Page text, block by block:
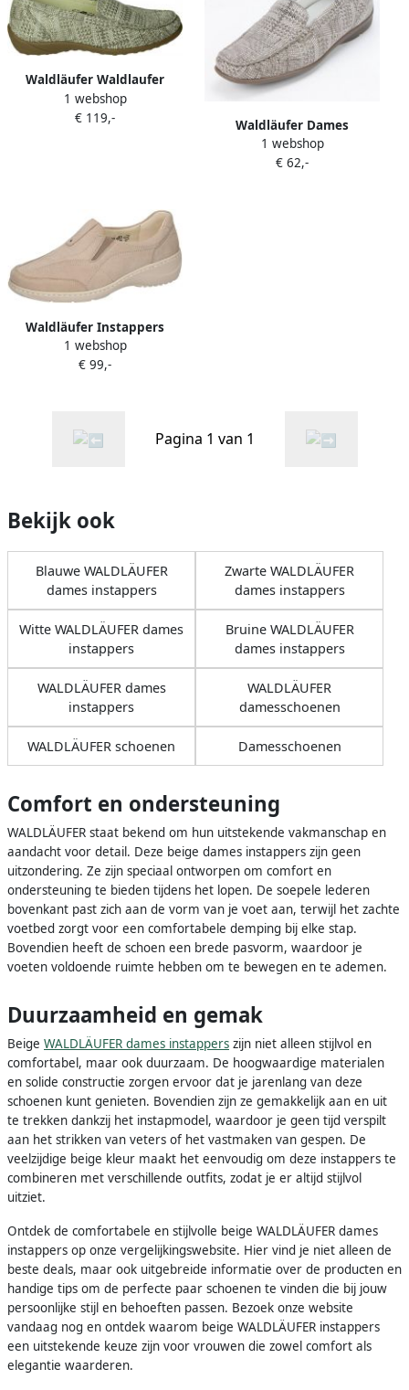
Waldläufer Waldlaufer
640004 K Volwassenen
Instappers Kleur: Bruin
1 webshop
€ 119,-
Waldläufer Dames
Instapper 431000-161-060
Beige Print Wijdte H
1 webshop
€ 62,-
Waldläufer Instappers
1 webshop
€ 99,-
Pagina 1 van 1
Bekijk ook
Blauwe WALDLÄUFER
dames instappers
Zwarte WALDLÄUFER
dames instappers
Witte WALDLÄUFER dames
instappers
Bruine WALDLÄUFER
dames instappers
WALDLÄUFER dames
instappers
WALDLÄUFER
damesschoenen
WALDLÄUFER schoenen Damesschoenen
Comfort en ondersteuning
WALDLÄUFER staat bekend om hun uitstekende vakmanschap en
aandacht voor detail. Deze beige dames instappers zijn geen
uitzondering. Ze zijn speciaal ontworpen om comfort en
ondersteuning te bieden tijdens het lopen. De soepele lederen
bovenkant past zich aan de vorm van je voet aan, terwijl het zachte
voetbed zorgt voor een comfortabele demping bij elke stap.
Bovendien heeft de schoen een brede pasvorm, waardoor je
voeten voldoende ruimte hebben om te bewegen en te ademen.
Duurzaamheid en gemak
Beige WALDLÄUFER dames instappers zijn niet alleen stijlvol en
comfortabel, maar ook duurzaam. De hoogwaardige materialen
en solide constructie zorgen ervoor dat je jarenlang van deze
schoenen kunt genieten. Bovendien zijn ze gemakkelijk aan en uit
te trekken dankzij het instapmodel, waardoor je geen tijd verspilt
aan het strikken van veters of het vastmaken van gespen. De
veelzijdige beige kleur maakt het eenvoudig om deze instappers te
combineren met verschillende outfits, zodat je er altijd stijlvol
uitziet.
Ontdek de comfortabele en stijlvolle beige WALDLÄUFER dames
instappers op onze vergelijkingswebsite. Hier vind je niet alleen de
beste deals, maar ook uitgebreide informatie over de producten en
handige tips om de perfecte paar schoenen te vinden die bij jouw
persoonlijke stijl en behoeften passen. Bezoek onze website
vandaag nog en ontdek waarom beige WALDLÄUFER instappers
een uitstekende keuze zijn voor vrouwen die zowel comfort als
elegantie waarderen.